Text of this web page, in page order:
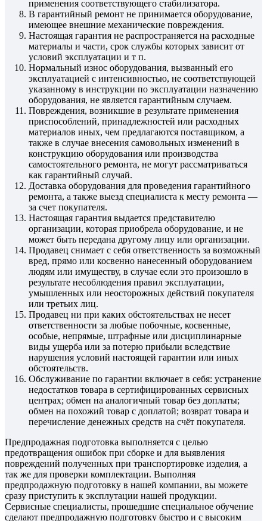
применения соответствующего стабилизатора.
В гарантийный ремонт не принимается оборудование,
имеющее внешние механические повреждения.
Настоящая гарантия не распространяется на расходные
материалы и части, срок службы которых зависит от
условий эксплуатации и т п.
Нормальный износ оборудования, вызванный его
эксплуатацией с интенсивностью, не соответствующей
указанному в инструкции по эксплуатации назначению
оборудования, не является гарантийным случаем.
Повреждения, возникшие в результате применения
приспособлений, принадлежностей или расходных
материалов иных, чем предлагаются поставщиком, а
также в случае внесения самовольных изменений в
конструкцию оборудования или производства
самостоятельного ремонта, не могут рассматриваться
как гарантийный случай.
Доставка оборудования для проведения гарантийного
ремонта, а также выезд специалиста к месту ремонта —
за счет покупателя.
Настоящая гарантия выдается представителю
организации, которая приобрела оборудование, и не
может быть передана другому лицу или организации.
Продавец снимает с себя ответственность за возможный
вред, прямо или косвенно нанесенный оборудованием
людям или имуществу, в случае если это произошло в
результате несоблюдения правил эксплуатации,
умышленных или неосторожных действий покупателя
или третьих лиц.
Продавец ни при каких обстоятельствах не несет
ответственности за любые побочные, косвенные,
особые, непрямые, штрафные или дисциплинарные
виды ущерба или за потерю прибыли вследствие
нарушения условий настоящей гарантии или иных
обстоятельств.
Обслуживание по гарантии включает в себя: устранение
недостатков товара в сертифицированных сервисных
центрах; обмен на аналогичный товар без доплаты;
обмен на похожий товар с доплатой; возврат товара и
перечисление денежных средств на счёт покупателя.
Предпродажная подготовка выполняется с целью
предотвращения ошибок при сборке и для выявления
повреждений полученных при транспортировке изделия, а
так же для проверки комплектации. Выполняя
предпродажную подготовку в нашей компании, вы можете
сразу приступить к эксплутации нашей продукции.
Сервисные специалисты, прошедшие специальное обучение
сделают предпродажную подготовку быстро и с высоким